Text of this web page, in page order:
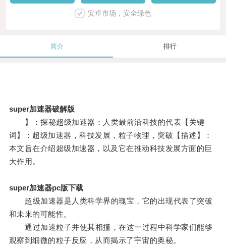
安卓市场，安全绿色
简介 排行
super加速器破解版
】：探秘超级加速器：人类最前沿科技的代表【关键
词】：超级加速器，科技发展，粒子物理，突破【描述】：
本文旨在介绍超级加速器，以及它在推动科技发展方面的巨
大作用。
super加速器pc版下载
超级加速器是人类科学界的瑰宝，它的出现代表了突破
和未来的可能性。
通过加速粒子并使其相撞，在这一过程中科学家们能够
观察到细微的粒子反应，从而揭示了宇宙的奥秘。